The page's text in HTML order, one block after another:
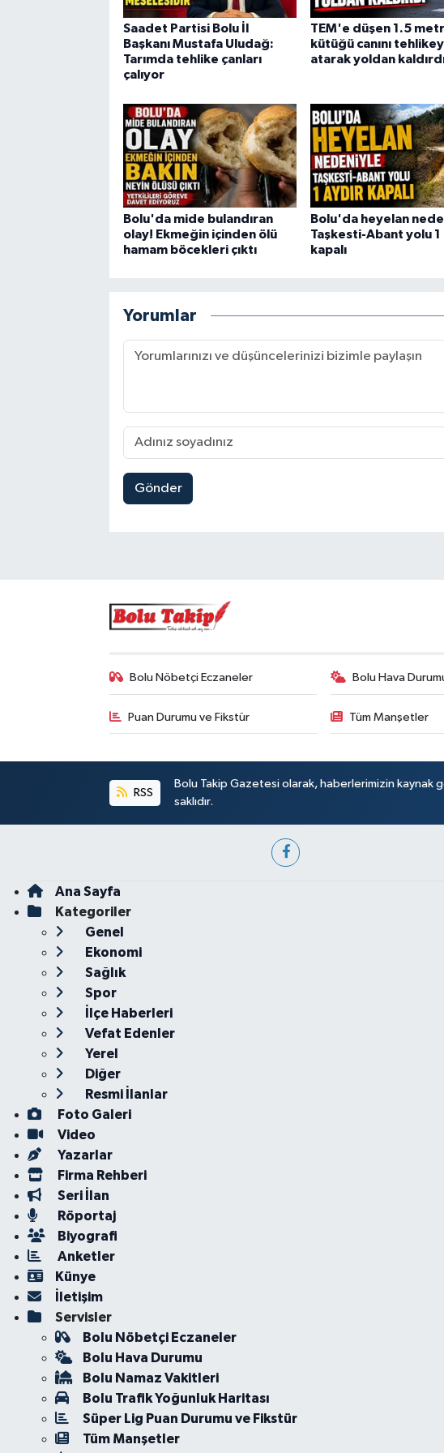
Saadet Partisi Bolu İl
Başkanı Mustafa Uludağ:
Tarımda tehlike çanları
çalıyor
TEM'e düşen 1.5
kütüğü canını
atarak yoldan
Bolu'da mide bulandıran
olay! Ekmeğin içinden ölü
hamam böcekleri çıktı
Bolu'da heyelan
Taşkesti-Abant yolu 1
kapalı
Yorumlar
Gönder
Bolu Nöbetçi Eczaneler Bolu Hava
Puan Durumu ve Fikstür Tüm Manşetler
RSS
Bolu Takip Gazetesi olarak, haberlerimizin kaynak
saklıdır.
Ana Sayfa
Kategoriler
Genel
Ekonomi
Sağlık
Spor
İlçe Haberleri
Vefat Edenler
Yerel
Diğer
Resmi İlanlar
Foto Galeri
Video
Yazarlar
Firma Rehberi
Seri İlan
Röportaj
Biyografi
Anketler
Künye
İletişim
Servisler
Bolu Nöbetçi Eczaneler
Bolu Hava Durumu
Bolu Namaz Vakitleri
Bolu Trafik Yoğunluk Haritası
Süper Lig Puan Durumu ve Fikstür
Tüm Manşetler